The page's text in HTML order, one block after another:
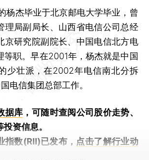
杰毕业于北京邮电大学毕业，曾
理局副局长、山西省电信公司总经
京研究院副院长、中国电信北方电
等职。早在2001年，杨杰就是中国
少壮派，在2002年电信南北分拆
电信集团总部工作。
据库 ，可随时查阅公司股价走势、
资信息。
指数(RII)已发布， 点击了解行业动